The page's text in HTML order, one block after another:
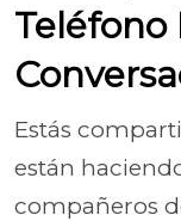
Teléfono
Estás
están
compañeros